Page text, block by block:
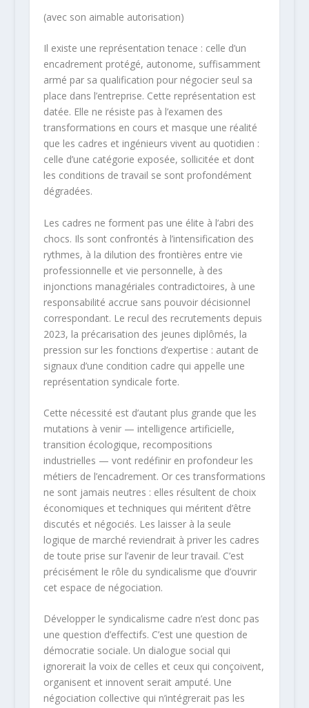
(avec son aimable autorisation)
Il existe une représentation tenace : celle d’un
encadrement protégé, autonome, suffisamment
armé par sa qualification pour négocier seul sa
place dans l’entreprise. Cette représentation est
datée. Elle ne résiste pas à l’examen des
transformations en cours et masque une réalité
que les cadres et ingénieurs vivent au quotidien :
celle d’une catégorie exposée, sollicitée et dont
les conditions de travail se sont profondément
dégradées.
Les cadres ne forment pas une élite à l’abri des
chocs. Ils sont confrontés à l’intensification des
rythmes, à la dilution des frontières entre vie
professionnelle et vie personnelle, à des
injonctions managériales contradictoires, à une
responsabilité accrue sans pouvoir décisionnel
correspondant. Le recul des recrutements depuis
2023, la précarisation des jeunes diplômés, la
pression sur les fonctions d’expertise : autant de
signaux d’une condition cadre qui appelle une
représentation syndicale forte.
Cette nécessité est d’autant plus grande que les
mutations à venir — intelligence artificielle,
transition écologique, recompositions
industrielles — vont redéfinir en profondeur les
métiers de l’encadrement. Or ces transformations
ne sont jamais neutres : elles résultent de choix
économiques et techniques qui méritent d’être
discutés et négociés. Les laisser à la seule
logique de marché reviendrait à priver les cadres
de toute prise sur l’avenir de leur travail. C’est
précisément le rôle du syndicalisme que d’ouvrir
cet espace de négociation.
Développer le syndicalisme cadre n’est donc pas
une question d’effectifs. C’est une question de
démocratie sociale. Un dialogue social qui
ignorerait la voix de celles et ceux qui conçoivent,
organisent et innovent serait amputé. Une
négociation collective qui n’intégrerait pas les